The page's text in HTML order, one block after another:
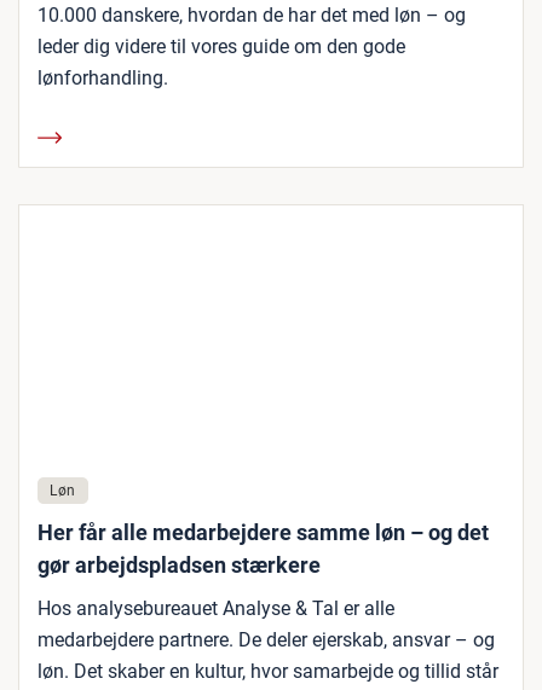
10.000 danskere, hvordan de har det med løn – og
leder dig videre til vores guide om den gode
lønforhandling.
Løn
Her får alle medarbejdere samme løn – og det
gør arbejdspladsen stærkere
Hos analysebureauet Analyse & Tal er alle
medarbejdere partnere. De deler ejerskab, ansvar – og
løn. Det skaber en kultur, hvor samarbejde og tillid står